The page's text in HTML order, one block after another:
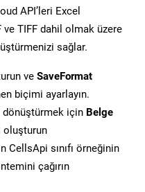
API’leri Excel
ve TIFF dahil olmak üzere
sağlar.
ve SaveFormat
biçimi ayarlayın.
dönüştürmek için Belge
CellsApi sınıfı örneğinin
çağırın